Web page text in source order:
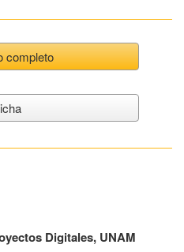
completo
Digitales, UNAM